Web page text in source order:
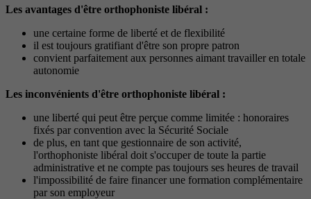
Les avantages d'être orthophoniste libéral :
une certaine forme de liberté et de flexibilité
il est toujours gratifiant d'être son propre patron
convient parfaitement aux personnes aimant travailler en totale
autonomie
Les inconvénients d'être orthophoniste libéral :
une liberté qui peut être perçue comme limitée : honoraires
fixés par convention avec la Sécurité Sociale
de plus, en tant que gestionnaire de son activité,
l'orthophoniste libéral doit s'occuper de toute la partie
administrative et ne compte pas toujours ses heures de travail
l'impossibilité de faire financer une formation complémentaire
par son employeur